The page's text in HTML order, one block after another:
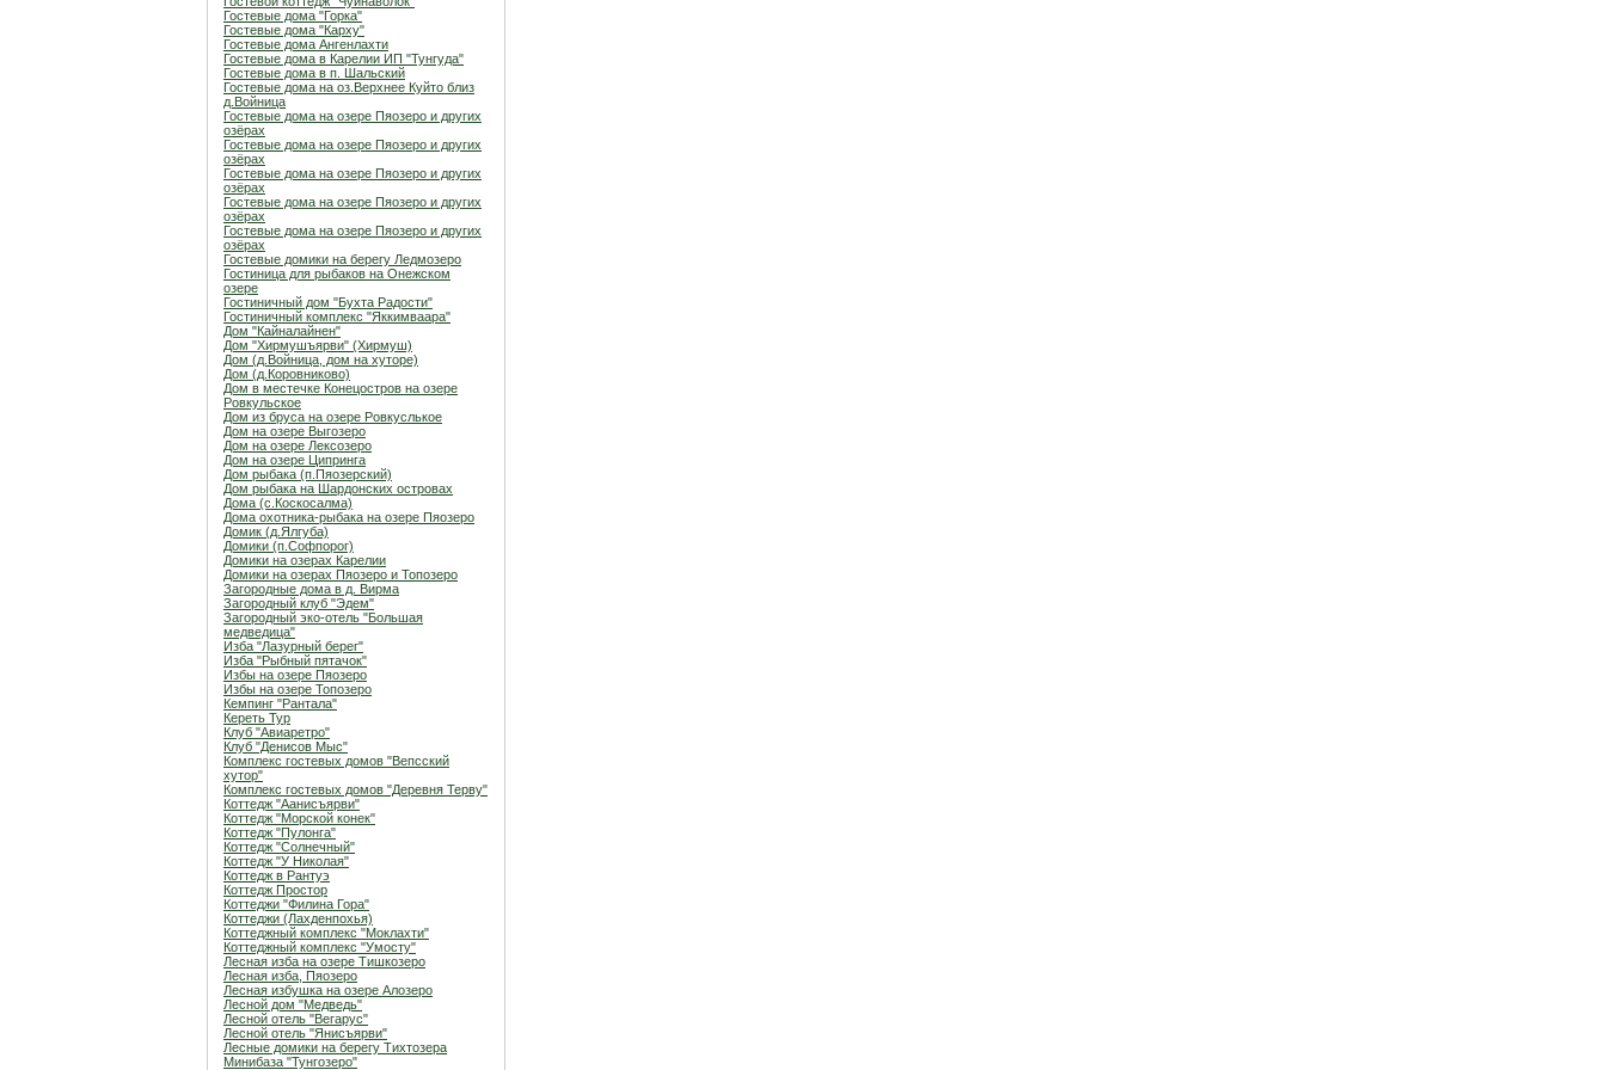
Гостевые дома "Горка"
Гостевые дома "Карху"
Гостевые дома Ангенлахти
Гостевые дома в Карелии ИП "Тунгуда"
Гостевые дома в п. Шальский
Гостевые дома на оз.Верхнее Куйто близ
д.Войница
Гостевые дома на озере Пяозеро и других
озёрах
Гостевые дома на озере Пяозеро и других
озёрах
Гостевые дома на озере Пяозеро и других
озёрах
Гостевые дома на озере Пяозеро и других
озёрах
Гостевые дома на озере Пяозеро и других
озёрах
Гостевые домики на берегу Ледмозеро
Гостиница для рыбаков на Онежском
озере
Гостиничный дом "Бухта Радости"
Гостиничный комплекс "Яккимваара"
Дом "Кайналайнен"
Дом "Хирмушъярви" (Хирмуш)
Дом (д.Войница, дом на хуторе)
Дом (д.Коровниково)
Дом в местечке Конецостров на озере
Ровкульское
Дом из бруса на озере Ровкуслькое
Дом на озере Выгозеро
Дом на озере Лексозеро
Дом на озере Ципринга
Дом рыбака (п.Пяозерский)
Дом рыбака на Шардонских островах
Дома (с.Коскосалма)
Дома охотника-рыбака на озере Пяозеро
Домик (д.Ялгуба)
Домики (п.Софпорог)
Домики на озерах Карелии
Домики на озерах Пяозеро и Топозеро
Загородные дома в д. Вирма
Загородный клуб "Эдем"
Загородный эко-отель "Большая
медведица"
Изба "Лазурный берег"
Изба "Рыбный пятачок"
Избы на озере Пяозеро
Избы на озере Топозеро
Кемпинг "Рантала"
Кереть Тур
Клуб "Авиаретро"
Клуб "Денисов Мыс"
Комплекс гостевых домов "Вепсский
хутор"
Комплекс гостевых домов "Деревня Терву"
Коттедж "Аанисъярви"
Коттедж "Морской конек"
Коттедж "Пулонга"
Коттедж "Солнечный"
Коттедж "У Николая"
Коттедж в Рантуэ
Коттедж Простор
Коттеджи "Филина Гора"
Коттеджи (Лахденпохья)
Коттеджный комплекс "Мoклахти"
Коттеджный комплекс "Умосту"
Лесная изба на озере Тишкозеро
Лесная изба, Пяозеро
Лесная избушка на озере Алозеро
Лесной дом "Медведь"
Лесной отель "Вегарус"
Лесной отель "Янисъярви"
Лесные домики на берегу Тихтозера
Минибаза "Тунгозеро"